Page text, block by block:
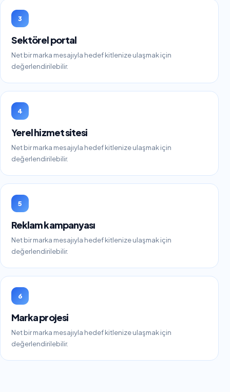
3
Sektörel portal
Net bir marka mesajıyla hedef kitlenize ulaşmak için
değerlendirilebilir.
4
Yerel hizmet sitesi
Net bir marka mesajıyla hedef kitlenize ulaşmak için
değerlendirilebilir.
5
Reklam kampanyası
Net bir marka mesajıyla hedef kitlenize ulaşmak için
değerlendirilebilir.
6
Marka projesi
Net bir marka mesajıyla hedef kitlenize ulaşmak için
değerlendirilebilir.